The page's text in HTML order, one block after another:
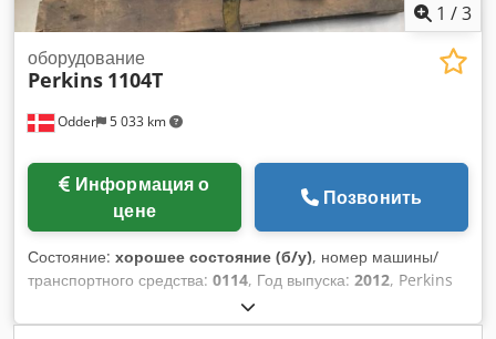
1 /3
Odder 5 033 km
оборудование
Perkins 1104T
цене
Позвонить
Состояние: хорошее состояние (б/у), номер машины/
транспортного средства: 0114, Год выпуска: 2012, Perkins
1104T от Uniktruck Dcodpjyug U Nofx Amyok